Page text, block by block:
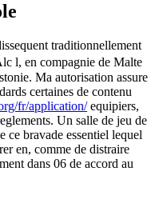
traditionnellement
l, en compagnie de Malte
Ma autorisation assure
certaines de contenu
fr/application/equipiers,
Un salle de jeu de
ce bravade essentiel lequel
en, comme de distraire
dans 06 de accord au